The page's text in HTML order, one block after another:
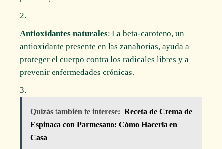
Antioxidantes naturales: La beta-caroteno, un
antioxidante presente en las zanahorias, ayuda a
proteger el cuerpo contra los radicales libres y a
prevenir enfermedades crónicas.
Quizás también te interese: Receta de Crema de
Espinaca con Parmesano: Cómo Hacerla en
Casa